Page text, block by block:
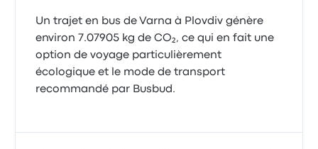
Un trajet en bus de Varna à Plovdiv génère
environ 7.07905 kg de CO₂, ce qui en fait une
option de voyage particulièrement
écologique et le mode de transport
recommandé par Busbud.